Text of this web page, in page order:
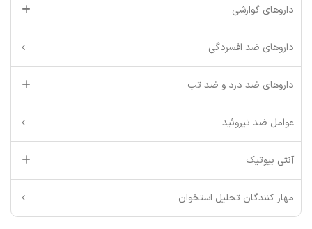
داروهای گوارشی
داروهای ضد افسردگی
داروهای ضد درد و ضد تب
عوامل ضد تیروئید
آنتی بیوتیک
مهار کنندگان تحلیل استخوان